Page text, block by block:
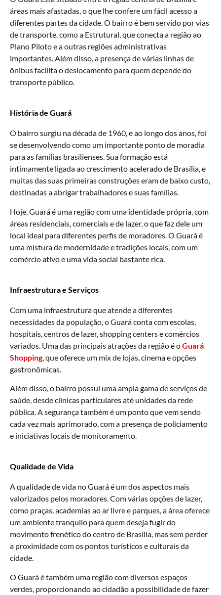
áreas mais afastadas, o que lhe confere um fácil acesso a
diferentes partes da cidade. O bairro é bem servido por vias
de transporte, como a Estrutural, que conecta a região ao
Plano Piloto e a outras regiões administrativas
importantes. Além disso, a presença de várias linhas de
ônibus facilita o deslocamento para quem depende do
transporte público.
História de Guará
O bairro surgiu na década de 1960, e ao longo dos anos, foi
se desenvolvendo como um importante ponto de moradia
para as famílias brasilienses. Sua formação está
intimamente ligada ao crescimento acelerado de Brasília, e
muitas das suas primeiras construções eram de baixo custo,
destinadas a abrigar trabalhadores e suas famílias.
Hoje, Guará é uma região com uma identidade própria, com
áreas residenciais, comerciais e de lazer, o que faz dele um
local ideal para diferentes perfis de moradores. O Guará é
uma mistura de modernidade e tradições locais, com um
comércio ativo e uma vida social bastante rica.
Infraestrutura e Serviços
Com uma infraestrutura que atende a diferentes
necessidades da população, o Guará conta com escolas,
hospitais, centros de lazer, shopping centers e comércios
variados. Uma das principais atrações da região é oGuará
Shopping, que oferece um mix de lojas, cinema e opções
gastronômicas.
Além disso, o bairro possui uma ampla gama de serviços de
saúde, desde clínicas particulares até unidades da rede
pública. A segurança também é um ponto que vem sendo
cada vez mais aprimorado, com a presença de policiamento
e iniciativas locais de monitoramento.
Qualidade de Vida
A qualidade de vida no Guará é um dos aspectos mais
valorizados pelos moradores. Com várias opções de lazer,
como praças, academias ao ar livre e parques, a área oferece
um ambiente tranquilo para quem deseja fugir do
movimento frenético do centro de Brasília, mas sem perder
a proximidade com os pontos turísticos e culturais da
cidade.
O Guará é também uma região com diversos espaços
verdes, proporcionando ao cidadão a possibilidade de fazer